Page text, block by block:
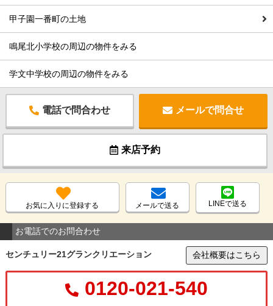
甲子園一番町の土地
鳴尾北小学校の周辺の物件をみる
学文中学校の周辺の物件をみる
電話で問合わせ メールで問合せ
来店予約
お気に入りに登録する メールで送る LINEで送る
お電話でのお問合わせ
センチュリー21グランクリエーション 会社概要はこちら
0120-021-540